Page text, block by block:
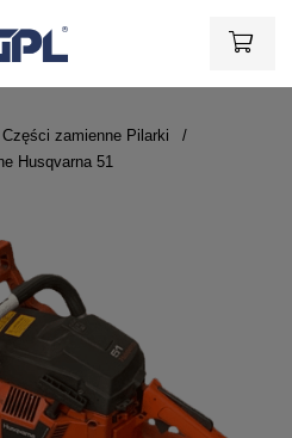
Części zamienne Pilarki
Husqvarna 51